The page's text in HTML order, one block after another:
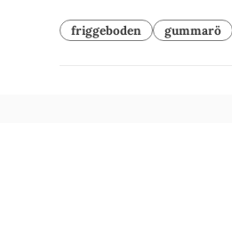
friggeboden gummarö